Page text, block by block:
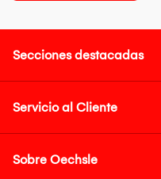
Secciones destacadas
Servicio al Cliente
Sobre Oechsle